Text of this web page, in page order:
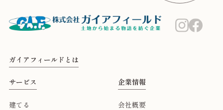
ガイアフィールドとは
サービス
建てる
企業情報
会社概要